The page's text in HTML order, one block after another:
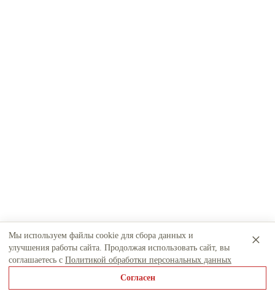
Мы используем файлы cookie для сбора данных и
улучшения работы сайта. Продолжая использовать сайт, вы
соглашаетесь с Политикой обработки персональных данных
Согласен
×